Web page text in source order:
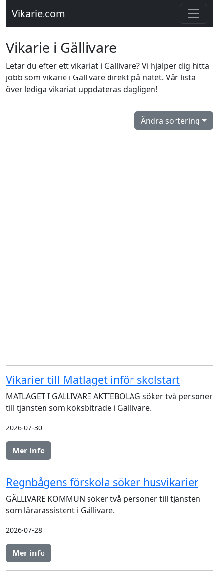
Vikarie.com
Vikarie i Gällivare
Letar du efter ett vikariat i Gällivare? Vi hjälper dig hitta
jobb som vikarie i Gällivare direkt på nätet. Vår lista
över lediga vikariat uppdateras dagligen!
Ändra sortering
Vikarier till Matlaget inför skolstart
MATLAGET I GÄLLIVARE AKTIEBOLAG söker två personer
till tjänsten som köksbiträde i Gällivare.
2026-07-30
Mer info
Regnbågens förskola söker husvikarier
GÄLLIVARE KOMMUN söker två personer till tjänsten
som lärarassistent i Gällivare.
2026-07-28
Mer info